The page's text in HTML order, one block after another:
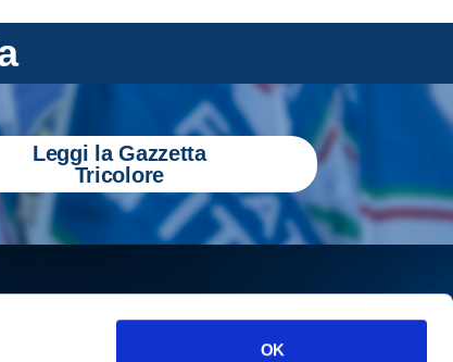
OK
Leggi la Gazzetta
Tricolore